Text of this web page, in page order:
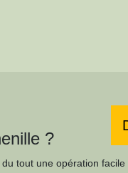
?
tout une opération